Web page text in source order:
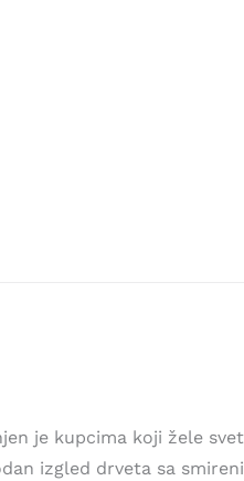
je kupcima koji žele
izgled drveta sa